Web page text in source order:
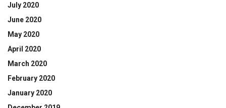
July 2020
June 2020
May 2020
April 2020
March 2020
February 2020
January 2020